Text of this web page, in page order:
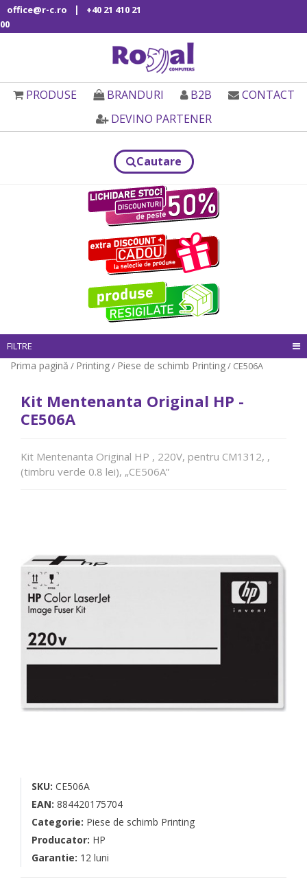
office@r-c.ro |
+40 21 410 21
00
PRODUSE BRANDURI B2B
CONTACT
DEVINO PARTENER
Cautare
FILTRE
Prima pagină / Printing/ Piese de schimb Printing/ CE506A
Kit Mentenanta Original HP -
CE506A
Kit Mentenanta Original HP , 220V, pentru CM1312, ,
(timbru verde 0.8 lei), „CE506A”
SKU: CE506A
EAN: 884420175704
Categorie: Piese de schimb Printing
Producator: HP
Garantie: 12 luni